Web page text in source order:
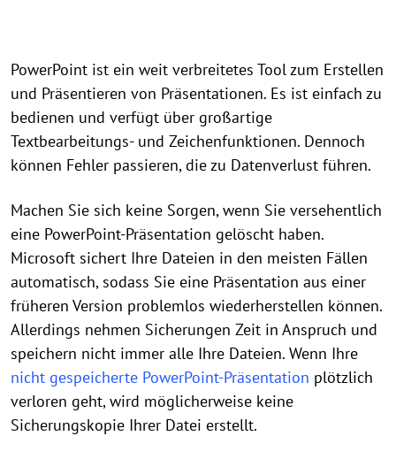
PowerPoint ist ein weit verbreitetes Tool zum Erstellen
und Präsentieren von Präsentationen. Es ist einfach zu
bedienen und verfügt über großartige
Textbearbeitungs- und Zeichenfunktionen. Dennoch
können Fehler passieren, die zu Datenverlust führen.
Machen Sie sich keine Sorgen, wenn Sie versehentlich
eine PowerPoint-Präsentation gelöscht haben.
Microsoft sichert Ihre Dateien in den meisten Fällen
automatisch, sodass Sie eine Präsentation aus einer
früheren Version problemlos wiederherstellen können.
Allerdings nehmen Sicherungen Zeit in Anspruch und
speichern nicht immer alle Ihre Dateien. Wenn Ihre
nicht gespeicherte PowerPoint-Präsentation plötzlich
verloren geht, wird möglicherweise keine
Sicherungskopie Ihrer Datei erstellt.